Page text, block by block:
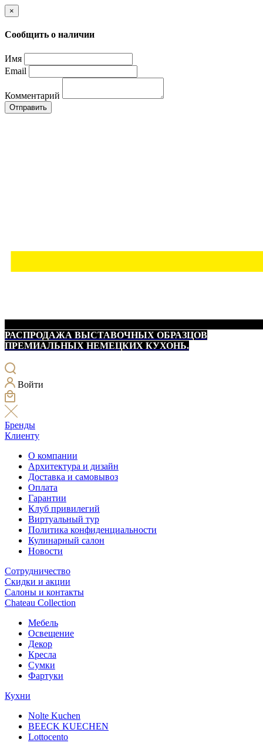
×
Сообщить о наличии
Имя
Email
Комментарий
Отправить
РАСПРОДАЖА ВЫСТАВОЧНЫХ ОБРАЗЦОВ
ПРЕМИАЛЬНЫХ НЕМЕЦКИХ КУХОНЬ.
Войти
Бренды
Клиенту
О компании
Архитектура и дизайн
Доставка и самовывоз
Оплата
Гарантии
Клуб привилегий
Виртуальный тур
Политика конфиденциальности
Кулинарный салон
Новости
Сотрудничество
Скидки и акции
Салоны и контакты
Chateau Collection
Мебель
Освещение
Декор
Кресла
Сумки
Фартуки
Кухни
Nolte Kuchen
BEECK KUECHEN
Lottocento